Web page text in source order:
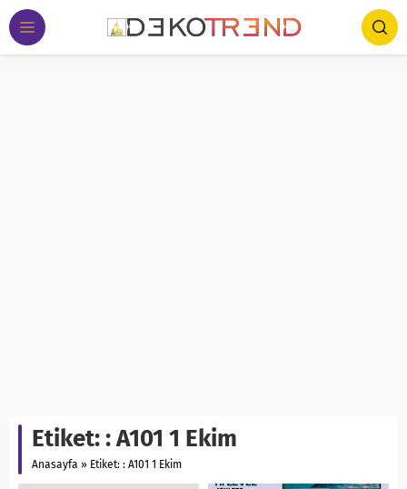
Etiket:: A101 1 Ekim
Anasayfa » Etiket: : A101 1 Ekim